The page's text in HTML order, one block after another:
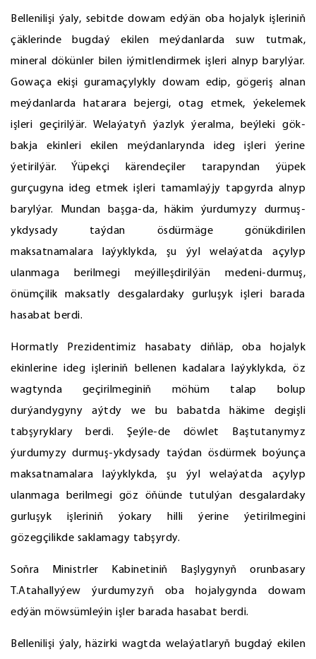
Bellenilişi ýaly, sebitde dowam edýän oba hojalyk işleriniň
çäklerinde bugdaý ekilen meýdanlarda suw tutmak,
mineral dökünler bilen iýmitlendirmek işleri alnyp barylýar.
Gowaça ekişi guramaçylykly dowam edip, gögeriş alnan
meýdanlarda hatarara bejergi, otag etmek, ýekelemek
işleri geçirilýär. Welaýatyň ýazlyk ýeralma, beýleki gök-
bakja ekinleri ekilen meýdanlarynda ideg işleri ýerine
ýetirilýär. Ýüpekçi kärendeçiler tarapyndan ýüpek
gurçugyna ideg etmek işleri tamamlaýjy tapgyrda alnyp
barylýar. Mundan başga-da, häkim ýurdumyzy durmuş-
ykdysady taýdan ösdürmäge gönükdirilen
maksatnamalara laýyklykda, şu ýyl welaýatda açylyp
ulanmaga berilmegi meýilleşdirilýän medeni-durmuş,
önümçilik maksatly desgalardaky gurluşyk işleri barada
hasabat berdi.
Hormatly Prezidentimiz hasabaty diňläp, oba hojalyk
ekinlerine ideg işleriniň bellenen kadalara laýyklykda, öz
wagtynda geçirilmeginiň möhüm talap bolup
durýandygyny aýtdy we bu babatda häkime degişli
tabşyryklary berdi. Şeýle-de döwlet Baştutanymyz
ýurdumyzy durmuş-ykdysady taýdan ösdürmek boýunça
maksatnamalara laýyklykda, şu ýyl welaýatda açylyp
ulanmaga berilmegi göz öňünde tutulýan desgalardaky
gurluşyk işleriniň ýokary hilli ýerine ýetirilmegini
gözegçilikde saklamagy tabşyrdy.
Soňra Ministrler Kabinetiniň Başlygynyň orunbasary
T.Atahallyýew ýurdumyzyň oba hojalygynda dowam
edýän möwsümleýin işler barada hasabat berdi.
Bellenilişi ýaly, häzirki wagtda welaýatlaryň bugdaý ekilen